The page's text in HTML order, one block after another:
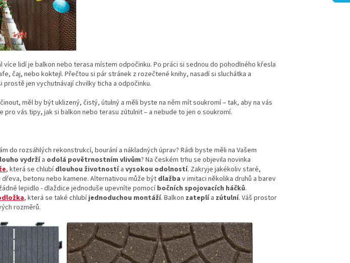
více lidí je balkon nebo terasa místem odpočinku. Po práci si sednou do pohodlného křesla
čaj, nebo koktejl. Přečtou si pár stránek z rozečtené knihy, nasadí si sluchátka a
jen vychutnávají chvilky ticha a odpočinku.
měl by být uklizený, čistý, útulný a měli byste na něm mít soukromí – tak, aby na vás
vás tipy, jak si balkon nebo terasu zútulnit – a nebude to jen o soukromí.
do rozsáhlých rekonstrukcí, bourání a nákladných úprav? Rádi byste měli na Vašem
vydrží a odolá povětrnostním vlivům? Na českém trhu se objevila novinka
, která se chlubí dlouhou životností a vysokou odolností. Zakryje jakékoliv staré,
betonu nebo kamene. Alternativou může být dlažba v imitaci několika druhů a barev
lepidlo - dlaždice jednoduše upevníte pomocí bočních spojovacích háčků.
, která se také chlubíjednoduchou montáží. Balkon zateplí a zútulní. Váš prostor
rozměrů.